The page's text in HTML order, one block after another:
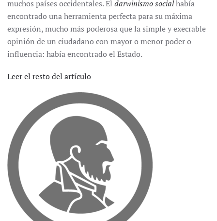
muchos países occidentales. El darwinismo socialhabía
encontrado una herramienta perfecta para su máxima
expresión, mucho más poderosa que la simple y execrable
opinión de un ciudadano con mayor o menor poder o
influencia: había encontrado el Estado.
Leer el resto del artículo